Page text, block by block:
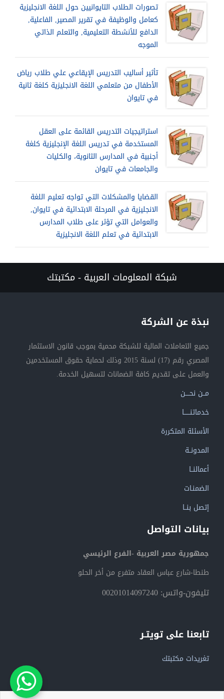
تصورات الطلاب التايوانيين حول اللغة الانجليزية
كعامل والوظيفة في تقرير المصير, الفاعلية,
الدافع للأنشطة التعليمية, والتعلم الذاتي
الموجه
تأثير أساليب التدريس الإيقاعي علي طلاب رياض
الأطفال من متعلمي اللغة الانجليزية كلغة ثانية
في تايوان
استراتيجيات التدريس القائمة على العقل
المستخدمة في تدريس اللغة الإنجليزية كلغة
أجنبية في المدارس الثانوية، والكليات
والجامعات في تايوان
القضايا والمشكلات التي تواجه تعليم اللغة
الانجليزية في المرحلة الابتدائية في تايوان,
والعوامل التي تؤثر على طلاب المدارس
الابتدائية في تعلم اللغة الانجليزية
شبكة المعلومات العربية - مكتبتك
نبذة عن الشركة
جميع التعاملات المالية للشبكة محمية بموجب قانون الاستثمار
المصري رقم (17) لسنة 2015 وذلك لحماية حقوق المستخدمين
والعمل على تقديم كافة الضمانات لتسهيل الخدمة.
مــن نحــــن
خدماتنــــــا
الأسئلة المتكررة
المدونــة
أعمالنــا
الضمنـات
إتصل بنــا
بيانات التواصل
جمهورية مصر العربية -الفرع الرئيسي
طنطا-شارع عباس العقاد متفرع من أخر الحلو
تليفون-واتس: 00201014097240
تابعنا على تويتـر
تغريدات مكتبتك